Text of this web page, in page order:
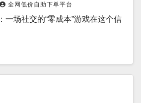
全网低价自助下单平台
一场社交的“零成本”游戏在这个信